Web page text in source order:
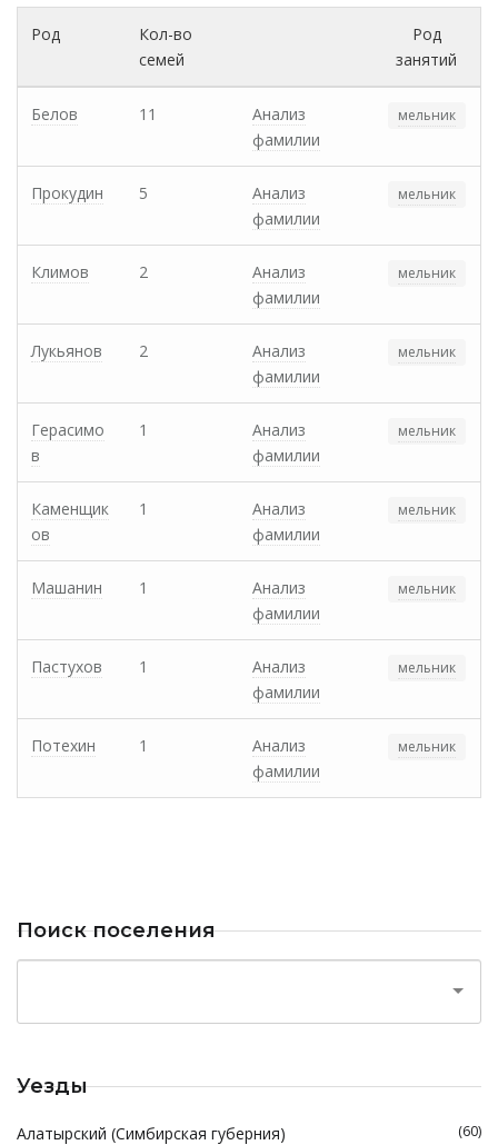
Род
Кол-во
семей
Род
занятий
Белов 11
Анализ
фамилии
мельник
Прокудин 5
Анализ
фамилии
мельник
Климов 2
Анализ
фамилии
мельник
Лукьянов 2
Анализ
фамилии
мельник
Герасимо
в
1
Анализ
фамилии
мельник
Каменщик
ов
1
Анализ
фамилии
мельник
Машанин 1
Анализ
фамилии
мельник
Пастухов 1
Анализ
фамилии
мельник
Потехин 1
Анализ
фамилии
мельник
Поиск поселения
Уезды
Алатырский (Симбирская губерния) (60)